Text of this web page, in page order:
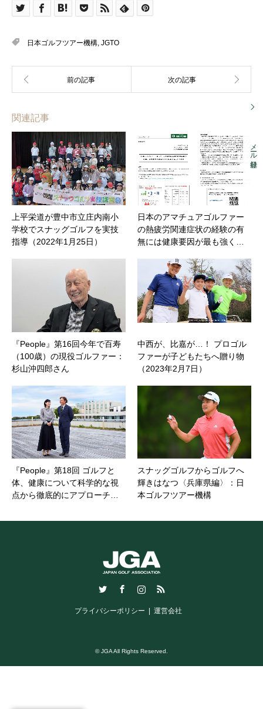
日本ゴルフツアー機構, JGTO
関連記事
上平栄道が豊中市立庄内南小
学校でスナッグゴルフを実技
指導（2022年1月25日）
日本のアマチュアゴルファー
の熱疲労関連症状の経験の有
無には健康要因が最も強く…
『People』第16回今年で百寿
（100歳）の現役ゴルファー：
杉山沖四郎さん
中西が、比嘉が…！ プロゴル
ファーが子どもたちへ贈り物
（2023年2月7日）
『People』第18回 ゴルフと
体、健康について科学的な視
点から徹底的にアプローチ…
スナッグゴルフからゴルフへ
輝きはなつ〈兵庫県編〉：日
本ゴルフツアー機構
RSS
プライバシーポリシー 運営会社
© JGA All Rights Reserved.
メール登録